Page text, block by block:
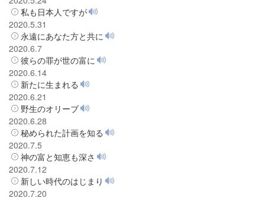
私も日本人ですが
2020.5.31
永遠にあなた方と共に
2020.6.7
彼らの罪が世の富に
2020.6.14
新たに生まれる
2020.6.21
野生のオリーブ
2020.6.28
秘められた計画を知る
2020.7.5
神の富と知恵も深さ
2020.7.12
新しい時代のはじまり
2020.7.20